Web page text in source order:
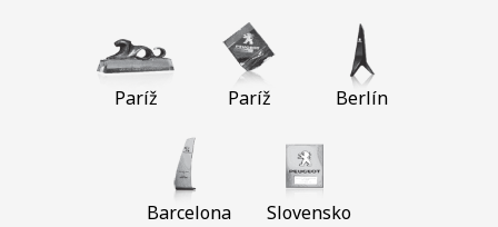
Paríž Paríž Berlín
Barcelona Slovensko